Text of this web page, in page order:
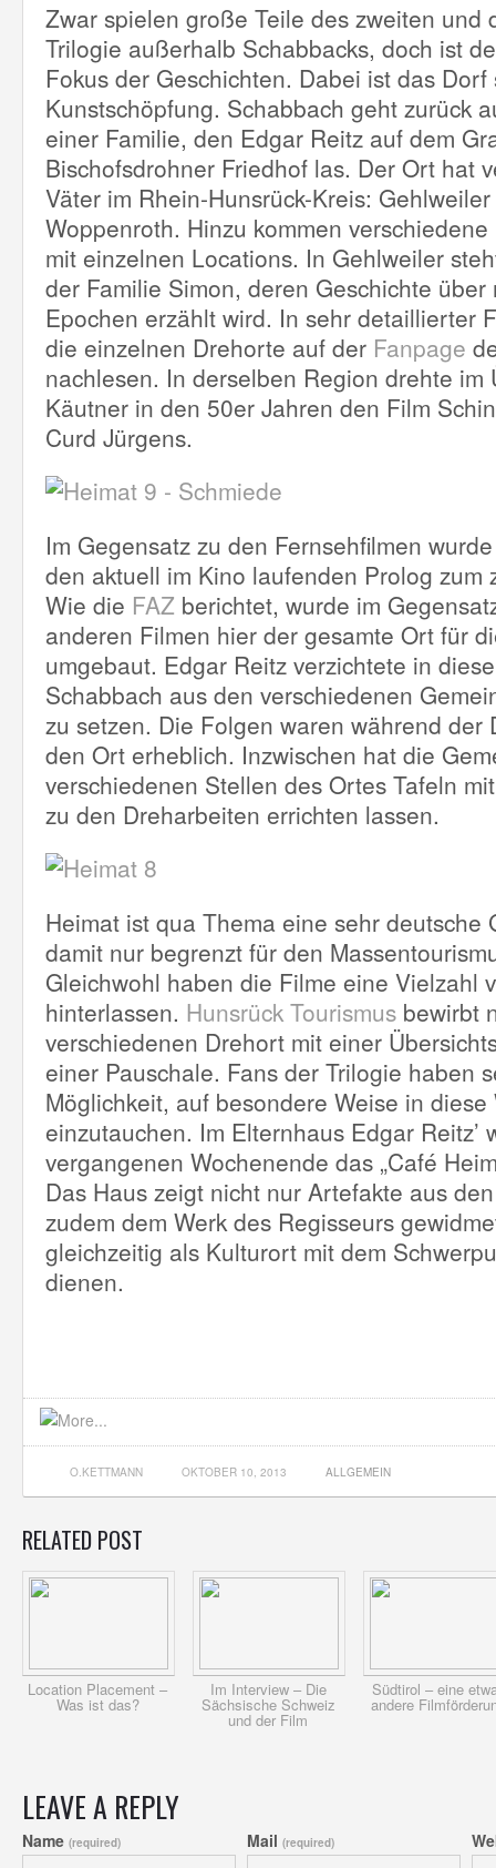
Zwar spielen große Teile des zweiten und
Trilogie außerhalb Schabbacks, doch ist
Fokus der Geschichten. Dabei ist das
Kunstschöpfung. Schabbach geht zurück
einer Familie, den Edgar Reitz auf dem
Bischofsdrohner Friedhof las. Der Ort hat
Väter im Rhein-Hunsrück-Kreis:
Woppenroth. Hinzu kommen
mit einzelnen Locations. In Gehlweiler
der Familie Simon, deren Geschichte über
Epochen erzählt wird. In sehr detaillierter
die einzelnen Drehorte auf der Fanpage
nachlesen. In derselben Region drehte im
Käutner in den 50er Jahren den Film
Curd Jürgens.
Im Gegensatz zu den Fernsehfilmen
den aktuell im Kino laufenden Prolog zum
Wie die FAZ berichtet, wurde im
anderen Filmen hier der gesamte Ort für
umgebaut. Edgar Reitz verzichtete in
Schabbach aus den verschiedenen
zu setzen. Die Folgen waren während der
den Ort erheblich. Inzwischen hat die
verschiedenen Stellen des Ortes Tafeln
zu den Dreharbeiten errichten lassen.
Heimat ist qua Thema eine sehr deutsche
damit nur begrenzt für den
Gleichwohl haben die Filme eine Vielzahl
hinterlassen. Hunsrück Tourismus bewirbt
verschiedenen Drehort mit einer
einer Pauschale. Fans der Trilogie haben
Möglichkeit, auf besondere Weise in diese
einzutauchen. Im Elternhaus Edgar Reitz’
vergangenen Wochenende das „Café
Das Haus zeigt nicht nur Artefakte aus
zudem dem Werk des Regisseurs
gleichzeitig als Kulturort mit dem
dienen.
O.KETTMANN OKTOBER 10, 2013 ALLGEMEIN
RELATED POST
Location Placement –
Was ist das?
Im Interview – Die
Sächsische Schweiz
und der Film
Südtirol – eine
andere
LEAVE A REPLY
Name (required) Mail (required)